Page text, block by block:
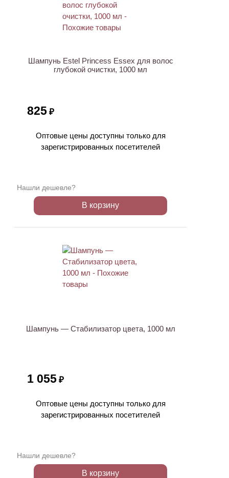
Шампунь Estel Princess Essex для волос
глубокой очистки, 1000 мл
825 ₽
Оптовые цены доступны только для
зарегистрированных посетителей
Нашли дешевле?
В корзину
Шампунь — Стабилизатор цвета, 1000 мл
1 055 ₽
Оптовые цены доступны только для
зарегистрированных посетителей
Нашли дешевле?
В корзину